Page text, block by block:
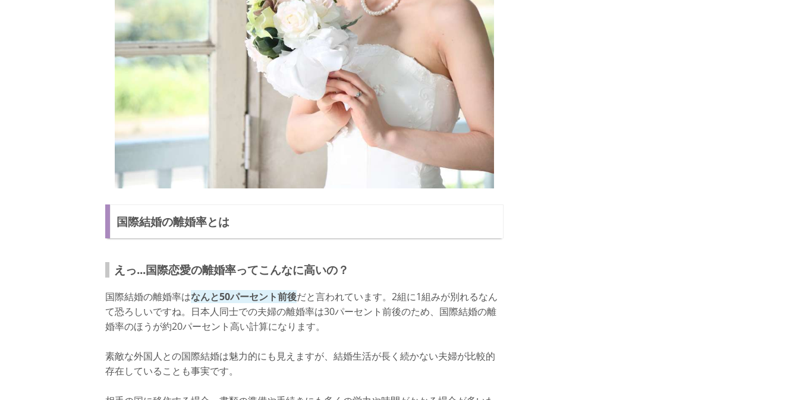
国際結婚の離婚率とは
えっ...国際恋愛の離婚率ってこんなに高いの？
国際結婚の離婚率はなんと50パーセント前後だと言われています。2組に1組みが別れるなん
て恐ろしいですね。日本人同士での夫婦の離婚率は30パーセント前後のため、国際結婚の離
婚率のほうが約20パーセント高い計算になります。
素敵な外国人との国際結婚は魅力的にも見えますが、結婚生活が長く続かない夫婦が比較的
存在していることも事実です。